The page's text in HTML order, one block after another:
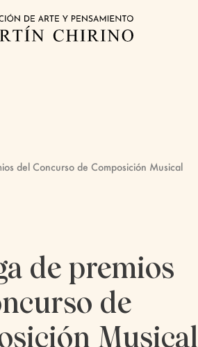
del Concurso de Composición Musical
de premios
de
Musical